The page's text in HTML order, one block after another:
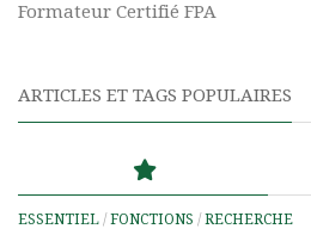
Formateur Certifié FPA
ARTICLES ET TAGS POPULAIRES
ESSENTIEL / FONCTIONS / RECHERCHE